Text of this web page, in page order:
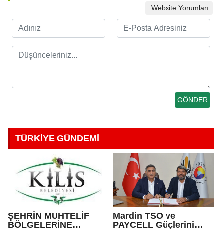
Website Yorumları
TÜRKİYE GÜNDEMİ
ŞEHRİN MUHTELİF
BÖLGELERİNE
Mardin TSO ve
PAYCELL Güçlerini